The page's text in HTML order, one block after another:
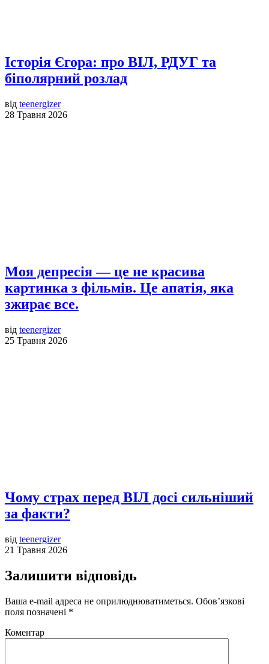
Історія Єгора: про ВІЛ, РДУГ та
біполярний розлад
від teenergizer
28 Травня 2026
Моя депресія — це не красива
картинка з фільмів. Це апатія, яка
зжирає все.
від teenergizer
25 Травня 2026
Чому страх перед ВІЛ досі сильніший
за факти?
від teenergizer
21 Травня 2026
Залишити відповідь
Ваша e-mail адреса не оприлюднюватиметься. Обов’язкові
поля позначені *
Коментар